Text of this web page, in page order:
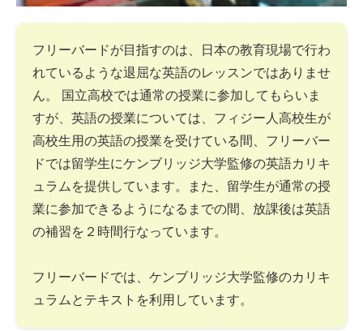
フリーバードが目指すのは、日本の教育現場で行わ
れているような退屈な英語のレッスンではありませ
ん。 国立高校では通常の授業に参加してもらいま
すが、英語の授業については、フィジー人高校生が
高校生用の英語の授業を受けている間、フリーバー
ドでは留学生にケンブリッジ大学監修の英語カリキ
ュラムを提供しています。また、留学生が通常の授
業に参加できるようになるまでの間、放課後は英語
の補習を２時間行なっています。
フリーバードでは、ケンブリッジ大学監修のカリキ
ュラムとテキストを利用しています。